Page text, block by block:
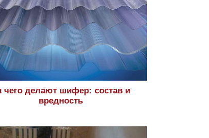
чего делают шифер: состав и
вредность